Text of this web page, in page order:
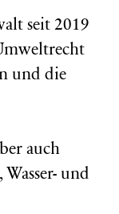
seit 2019
und die
auch
und